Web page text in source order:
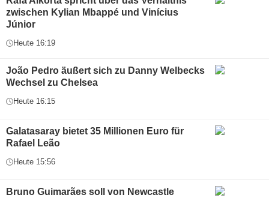
zwischen Kylian Mbappé und Vinícius
Júnior
Heute 16:19
João Pedro äußert sich zu Danny Welbecks
Wechsel zu Chelsea
Heute 16:15
Galatasaray bietet 35 Millionen Euro für
Rafael Leão
Heute 15:56
Bruno Guimarães soll von Newcastle